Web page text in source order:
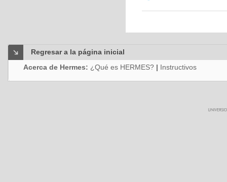
Regresar a la página inicial
Acerca de Hermes: ¿Qué es HERMES? | Instructivos